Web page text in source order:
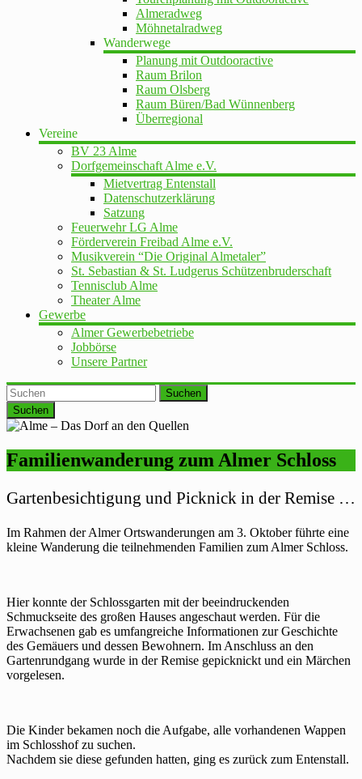
Almeradweg
Möhnetalradweg
Wanderwege
Planung mit Outdooractive
Raum Brilon
Raum Olsberg
Raum Büren/Bad Wünnenberg
Überregional
Vereine
BV 23 Alme
Dorfgemeinschaft Alme e.V.
Mietvertrag Entenstall
Datenschutzerklärung
Satzung
Feuerwehr LG Alme
Förderverein Freibad Alme e.V.
Musikverein “Die Original Almetaler”
St. Sebastian & St. Ludgerus Schützenbruderschaft
Tennisclub Alme
Theater Alme
Gewerbe
Almer Gewerbebetriebe
Jobbörse
Unsere Partner
Suchen
Familienwanderung zum Almer Schloss
Gartenbesichtigung und Picknick in der Remise …
Im Rahmen der Almer Ortswanderungen am 3. Oktober führte eine
kleine Wanderung die teilnehmenden Familien zum Almer Schloss.
Hier konnte der Schlossgarten mit der beeindruckenden
Schmuckseite des großen Hauses angeschaut werden. Für die
Erwachsenen gab es umfangreiche Informationen zur Geschichte
des Gemäuers und dessen Bewohnern. Im Anschluss an den
Gartenrundgang wurde in der Remise gepicknickt und ein Märchen
vorgelesen.
Die Kinder bekamen noch die Aufgabe, alle vorhandenen Wappen
im Schlosshof zu suchen.
Nachdem sie diese gefunden hatten, ging es zurück zum Entenstall.